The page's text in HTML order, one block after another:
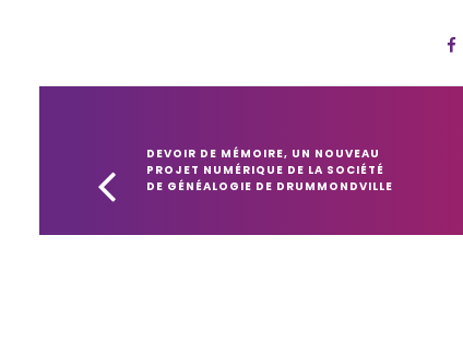
DEVOIR DE MÉMOIRE, UN NOUVEAU
PROJET NUMÉRIQUE DE LA SOCIÉTÉ
DE GÉNÉALOGIE DE DRUMMONDVILLE